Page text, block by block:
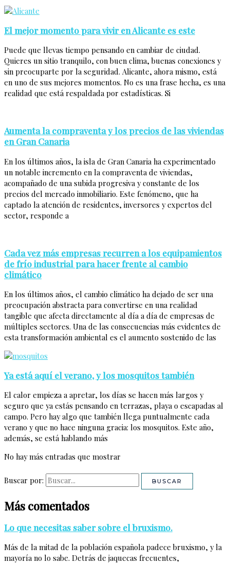
El mejor momento para vivir en Alicante es este
Puede que llevas tiempo pensando en cambiar de ciudad.
Quieres un sitio tranquilo, con buen clima, buenas conexiones y
sin preocuparte por la seguridad. Alicante, ahora mismo, está
en uno de sus mejores momentos. No es una frase hecha, es una
realidad que está respaldada por estadísticas. Si
Aumenta la compraventa y los precios de las viviendas
en Gran Canaria
En los últimos años, la isla de Gran Canaria ha experimentado
un notable incremento en la compraventa de viviendas,
acompañado de una subida progresiva y constante de los
precios del mercado inmobiliario. Este fenómeno, que ha
captado la atención de residentes, inversores y expertos del
sector, responde a
Cada vez más empresas recurren a los equipamientos
de frío industrial para hacer frente al cambio
climático
En los últimos años, el cambio climático ha dejado de ser una
preocupación abstracta para convertirse en una realidad
tangible que afecta directamente al día a día de empresas de
múltiples sectores. Una de las consecuencias más evidentes de
esta transformación ambiental es el aumento sostenido de las
Ya está aquí el verano, y los mosquitos también
El calor empieza a apretar, los días se hacen más largos y
seguro que ya estás pensando en terrazas, playa o escapadas al
campo. Pero hay algo que también llega puntualmente cada
verano y que no hace ninguna gracia: los mosquitos. Este año,
además, se está hablando más
No hay más entradas que mostrar
Buscar por:
Más comentados
Lo que necesitas saber sobre el bruxismo.
Más de la mitad de la población española padece bruxismo, y la
mayoría no lo sabe. Detrás de jaquecas frecuentes,